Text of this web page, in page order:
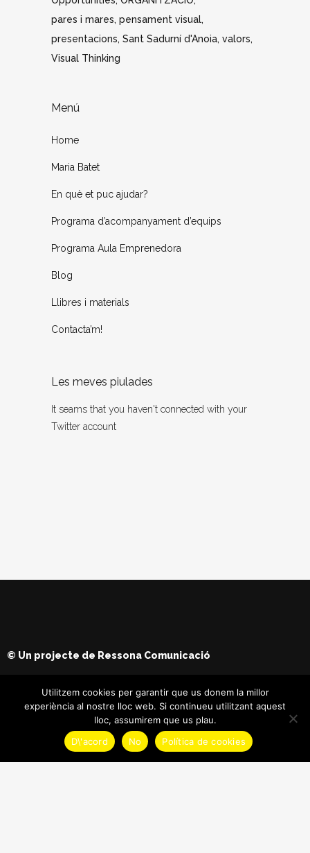
pares i mares pensament visual
presentacions Sant Sadurní d'Anoia valors
Visual Thinking
Menú
Home
Maria Batet
En què et puc ajudar?
Programa d’acompanyament d’equips
Programa Aula Emprenedora
Blog
Llibres i materials
Contacta’m!
Les meves piulades
It seams that you haven't connected with your
Twitter account
© Un projecte de Ressona Comunicació
Utilitzem cookies per garantir que us donem la millor
experiència al nostre lloc web. Si continueu utilitzant aquest
lloc, assumirem que us plau.
D\'acord
No Política de cookies